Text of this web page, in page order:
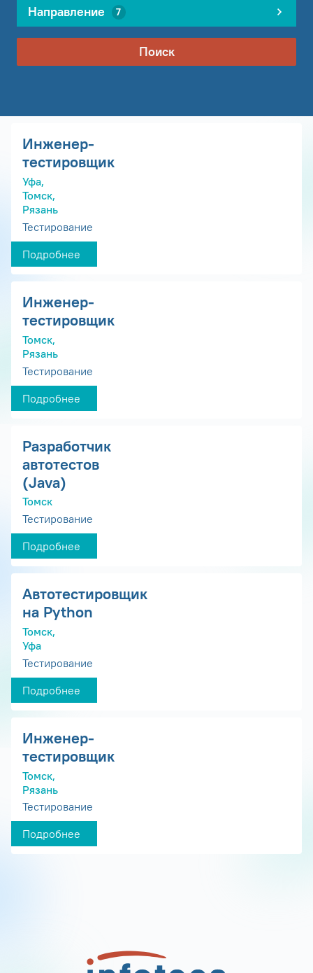
Направление 7
Поиск
Инженер-
тестировщик
Уфа,
Томск,
Рязань
Тестирование
Подробнее
Инженер-
тестировщик
Томск,
Рязань
Тестирование
Подробнее
Разработчик
автотестов
(Java)
Томск
Тестирование
Подробнее
Автотестировщик
на Python
Томск,
Уфа
Тестирование
Подробнее
Инженер-
тестировщик
Томск,
Рязань
Тестирование
Подробнее